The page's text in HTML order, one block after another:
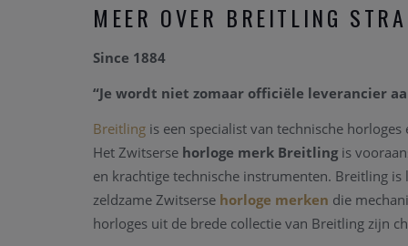
MEER OVER BREITLING
Since 1884
“Je wordt niet zomaar officiële leverancier
Breitling is een specialist van technische
Het Zwitserse horloge merk Breitlingis
en krachtige technische instrumenten. Breitling
zeldzame Zwitserse horloge merken die
horloges uit de brede collectie van Breitling zijn